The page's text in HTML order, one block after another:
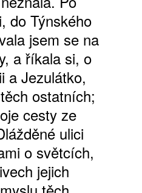
do Týnského
jsem se na
a říkala si, o
a Jezulátko,
ostatních;
cesty ze
ulici
o světcích,
jejich